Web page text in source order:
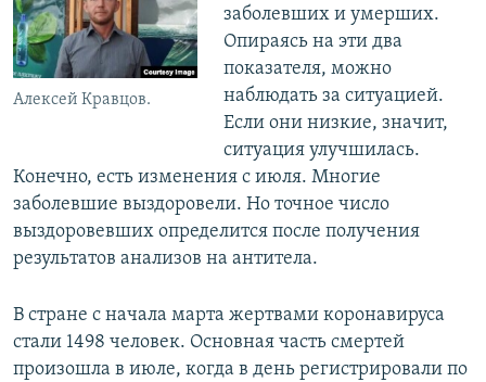
Алексей Кравцов.
заболевших и умерших.
Опираясь на эти два
показателя, можно
наблюдать за ситуацией.
Если они низкие, значит,
ситуация улучшилась.
Конечно, есть изменения с июля. Многие
заболевшие выздоровели. Но точное число
выздоровевших определится после получения
результатов анализов на антитела.
В стране с начала марта жертвами коронавируса
стали 1498 человек. Основная часть смертей
произошла в июле, когда в день регистрировали по